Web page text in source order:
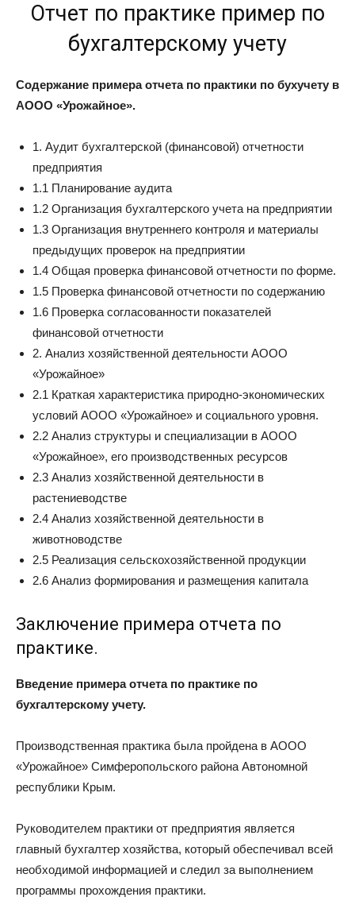
Отчет по практике пример по
бухгалтерскому учету
Содержание примера отчета по практики по бухучету в
АООО «Урожайное».
1. Аудит бухгалтерской (финансовой) отчетности
предприятия
1.1 Планирование аудита
1.2 Организация бухгалтерского учета на предприятии
1.3 Организация внутреннего контроля и материалы
предыдущих проверок на предприятии
1.4 Общая проверка финансовой отчетности по форме.
1.5 Проверка финансовой отчетности по содержанию
1.6 Проверка согласованности показателей
финансовой отчетности
2. Анализ хозяйственной деятельности АООО
«Урожайное»
2.1 Краткая характеристика природно-экономических
условий АООО «Урожайное» и социального уровня.
2.2 Анализ структуры и специализации в АООО
«Урожайное», его производственных ресурсов
2.3 Анализ хозяйственной деятельности в
растениеводстве
2.4 Анализ хозяйственной деятельности в
животноводстве
2.5 Реализация сельскохозяйственной продукции
2.6 Анализ формирования и размещения капитала
Заключение примера отчета по
практике.
Введение примера отчета по практике по
бухгалтерскому учету.
Производственная практика была пройдена в АООО
«Урожайное» Симферопольского района Автономной
республики Крым.
Руководителем практики от предприятия является
главный бухгалтер хозяйства, который обеспечивал всей
необходимой информацией и следил за выполнением
программы прохождения практики.